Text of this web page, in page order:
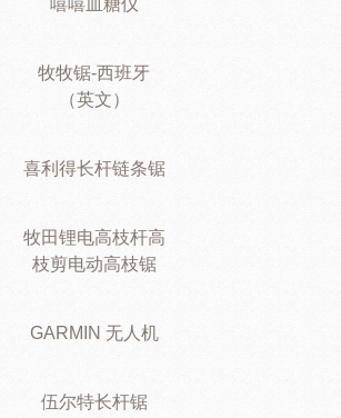
嘻嘻血糖仪
牧牧锯-西班牙
（英文）
喜利得长杆链条锯
牧田锂电高枝杆高
枝剪电动高枝锯
GARMIN 无人机
伍尔特长杆锯